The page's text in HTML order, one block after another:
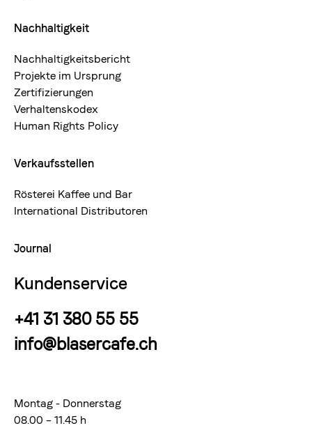
Nachhaltigkeit
Nachhaltigkeitsbericht
Projekte im Ursprung
Zertifizierungen
Verhaltenskodex
Human Rights Policy
Verkaufsstellen
Rösterei Kaffee und Bar
International Distributoren
Journal
Kundenservice
+41 31 380 55 55
info@blasercafe.ch
Montag - Donnerstag
08.00 – 11.45 h